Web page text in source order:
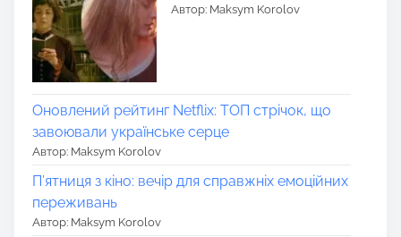
Автор: Maksym Korolov
Оновлений рейтинг Netflix: ТОП стрічок, що
завоювали українське серце
Автор: Maksym Korolov
П’ятниця з кіно: вечір для справжніх емоційних
переживань
Автор: Maksym Korolov